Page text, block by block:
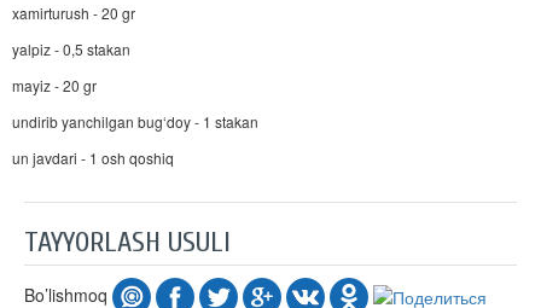
xamirturush - 20 gr
yalpiz - 0,5 stakan
mayiz - 20 gr
undirib yanchilgan bug‘doy - 1 stakan
un javdari - 1 osh qoshiq
TAYYORLASH USULI
Bo’lishmoq